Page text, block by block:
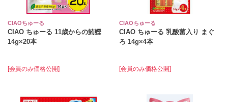
CIAOちゅーる
CIAO ちゅーる 11歳からの鮪鰹
14g×20本
[会員のみ価格公開]
CIAOちゅーる
CIAO ちゅーる 乳酸菌入り まぐ
ろ 14g×4本
[会員のみ価格公開]